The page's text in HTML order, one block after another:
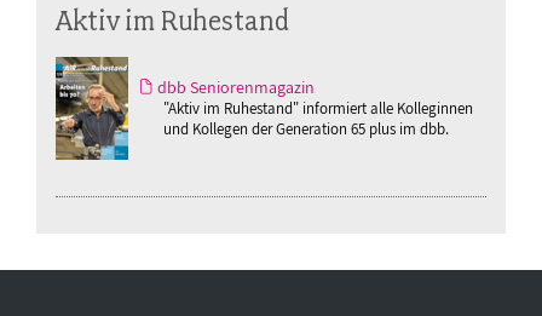
Aktiv im Ruhestand
dbb Seniorenmagazin
"Aktiv im Ruhestand" informiert alle Kolleginnen
und Kollegen der Generation 65 plus im dbb.